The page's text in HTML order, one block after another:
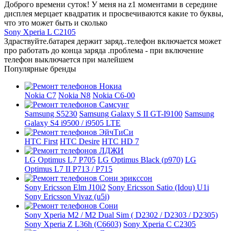
Доброго времени суток! У меня на z1 моментами в середине
дисплея мерцает квадратик и просвечиваются какие то буквы,
что это может быть и сколько
Sony Xperia L C2105
Здраствуйте.батарея держит заряд..телефон включается может
про работать до конца заряда .проблема - при включение
телефон выключается при малейшем
Популярные бренды
Nokia C7 Nokia N8 Nokia C6-00
Samsung S5230 Samsung Galaxy S II GT-I9100 Samsung
Galaxy S4 i9500 / i9505 LTE
HTC First HTC Desire HTC HD 7
LG Optimus L7 P705 LG Optimus Black (p970) LG
Optimus L7 II P713 / P715
Sony Ericsson Elm J10i2 Sony Ericsson Satio (Idou) U1i
Sony Ericsson Vivaz (u5i)
Sony Xperia M2 / M2 Dual Sim ( D2302 / D2303 / D2305)
Sony Xperia Z L36h (C6603) Sony Xperia C C2305